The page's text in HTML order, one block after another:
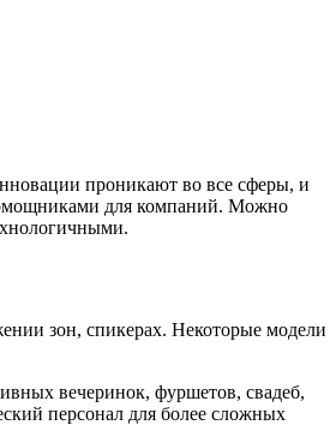
проникают во все сферы, и
для компаний. Можно
зон, спикерах. Некоторые модели
вечеринок, фуршетов, свадеб,
персонал для более сложных